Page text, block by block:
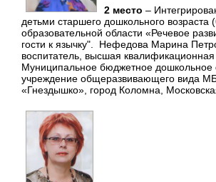
2 место –
детьми старшего дошкольного возраста
образовательной области «Речевое
гости к язычку". Нефедова Марина
воспитатель, высшая квалификационная
Муниципальное бюджетное дошкольное
учреждение общеразвивающего вида
«Гнездышко», город Коломна,